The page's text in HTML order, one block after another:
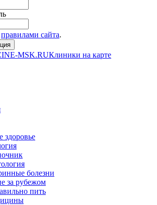
правилами сайта.
MSK.RUКлиники на карте
здоровье
болезни
за рубежом
пить